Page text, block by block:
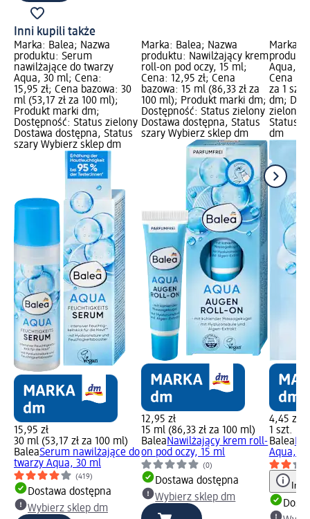
Inni kupili także
Marka: Balea; Nazwa
produktu: Serum
nawilżające do twarzy
Aqua, 30 ml; Cena:
15,95 zł; Cena bazowa: 30
ml (53,17 zł za 100 ml);
Produkt marki dm;
Dostępność: Status zielony
Dostawa dostępna, Status
szary Wybierz sklep dm
15,95 zł
30 ml (53,17 zł za 100 ml)
BaleaSerum nawilżające do
twarzy Aqua, 30 ml
(419)
Dostawa dostępna
Wybierz sklep dm
Marka: Balea; Nazwa
produktu: Nawilżający krem
roll-on pod oczy, 15 ml;
Cena: 12,95 zł; Cena
bazowa: 15 ml (86,33 zł za
100 ml); Produkt marki dm;
Dostępność: Status zielony
Dostawa dostępna, Status
szary Wybierz sklep dm
12,95 zł
15 ml (86,33 zł za 100 ml)
BaleaNawilżający krem roll-
on pod oczy, 15 ml
(0)
Dostawa dostępna
Wybierz sklep dm
Marka:
Aqua, 1
Cena
za 1
dm;
zielony
Status
dm
4,45 zł
1 szt.
Balea
Aqua, 1